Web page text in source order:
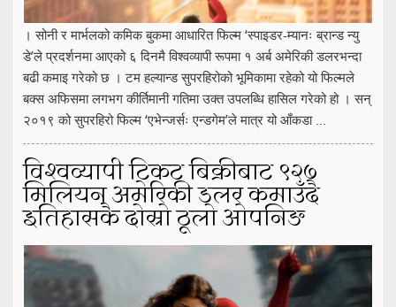
। सोनी र मार्भलको कमिक बुकमा आधारित फिल्म ‘स्पाइडर-म्यानः ब्रान्ड न्यु
डे’ले प्रदर्शनमा आएको ६ दिनमै विश्वव्यापी रूपमा १ अर्ब अमेरिकी डलरभन्दा
बढी कमाइ गरेको छ । टम हल्यान्ड सुपरहिरोको भूमिकामा रहेको यो फिल्मले
बक्स अफिसमा लगभग कीर्तिमानी गतिमा उक्त उपलब्धि हासिल गरेको हो । सन्
२०१९ को सुपरहिरो फिल्म ‘एभेन्जर्सः एन्डगेम’ले मात्र यो आँकडा ...
विश्वव्यापी टिकट बिक्रीबाट ९२७
मिलियन अमेरिकी डलर कमाउँदै
इतिहासकै दोस्रो ठूलो ओपनिङ